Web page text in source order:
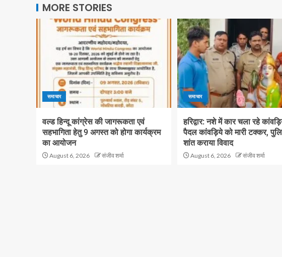
MORE STORIES
समाचार
वल्ड हिन्दू कांग्रेस की जागरूकता एवं
सहभागिता हेतु 9 अगस्त को होगा कार्यक्रम
का आयोजन
August 6, 2026 संजीव शर्मा
समाचार
हरिद्वार: नशे में कार चला रहे
पैदल कांवड़िये को मारी टक्कर,
शांत कराया विवाद
August 6, 2026 संजीव शर्मा